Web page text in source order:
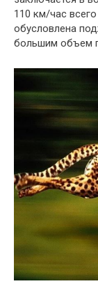
110 км/час
обусловлена
большим объем